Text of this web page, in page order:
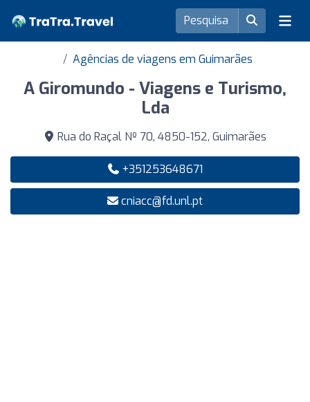
Agências de viagens em Guimarães
A Giromundo - Viagens e Turismo,
Lda
Rua do Raçal Nº 70, 4850-152, Guimarães
+351253648671
cniacc@fd.unl.pt